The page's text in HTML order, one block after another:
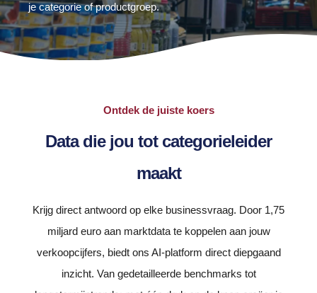
je categorie of productgroep.
Ontdek de juiste koers
Data die jou tot categorieleider
maakt
Krijg direct antwoord op elke businessvraag. Door 1,75
miljard euro aan marktdata te koppelen aan jouw
verkoopcijfers, biedt ons AI-platform direct diepgaand
inzicht. Van gedetailleerde benchmarks tot